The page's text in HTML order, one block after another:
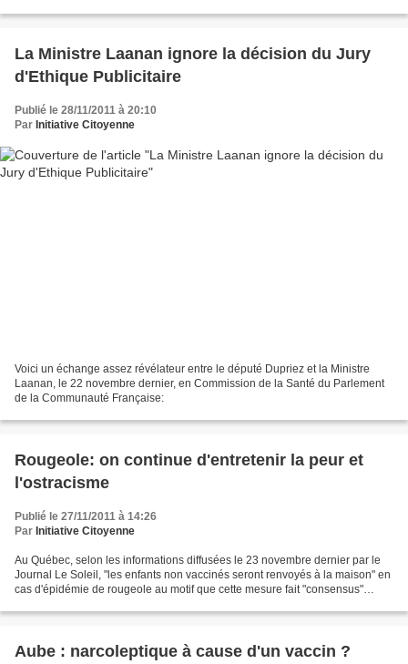
La Ministre Laanan ignore la décision du Jury
d'Ethique Publicitaire
Publié le 28/11/2011 à 20:10
Par Initiative Citoyenne
Voici un échange assez révélateur entre le député Dupriez et la Ministre
Laanan, le 22 novembre dernier, en Commission de la Santé du Parlement
de la Communauté Française:
Rougeole: on continue d'entretenir la peur et
l'ostracisme
Publié le 27/11/2011 à 14:26
Par Initiative Citoyenne
Au Québec, selon les informations diffusées le 23 novembre dernier par le
Journal Le Soleil, "les enfants non vaccinés seront renvoyés à la maison" en
cas d'épidémie de rougeole au motif que cette mesure fait "consensus"
Aube : narcoleptique à cause d'un vaccin ?